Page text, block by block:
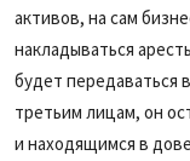
активов, на сам
накладываться
будет передаваться
третьим лицам, он
и находящимся в